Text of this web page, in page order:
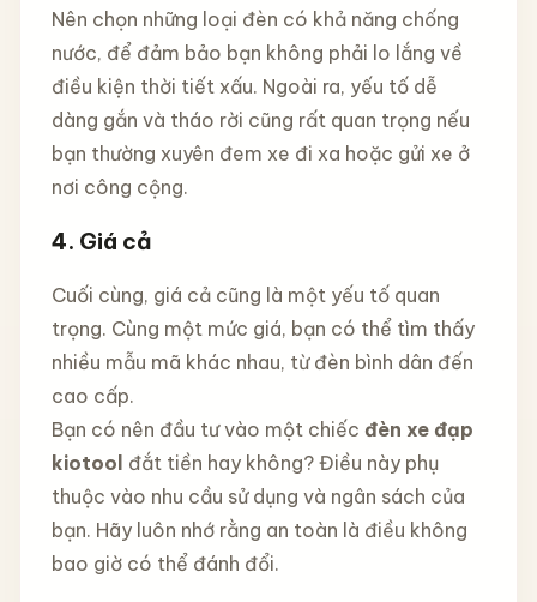
Nên chọn những loại đèn có khả năng chống
nước, để đảm bảo bạn không phải lo lắng về
điều kiện thời tiết xấu. Ngoài ra, yếu tố dễ
dàng gắn và tháo rời cũng rất quan trọng nếu
bạn thường xuyên đem xe đi xa hoặc gửi xe ở
nơi công cộng.
4. Giá cả
Cuối cùng, giá cả cũng là một yếu tố quan
trọng. Cùng một mức giá, bạn có thể tìm thấy
nhiều mẫu mã khác nhau, từ đèn bình dân đến
cao cấp.
Bạn có nên đầu tư vào một chiếc đèn xe đạp
kiotool đắt tiền hay không? Điều này phụ
thuộc vào nhu cầu sử dụng và ngân sách của
bạn. Hãy luôn nhớ rằng an toàn là điều không
bao giờ có thể đánh đổi.